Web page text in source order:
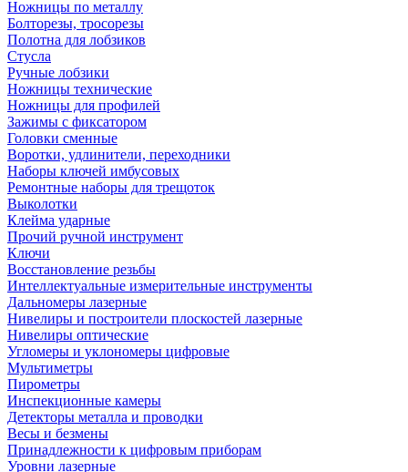
Ножницы по металлу
Болторезы, тросорезы
Полотна для лобзиков
Стусла
Ручные лобзики
Ножницы технические
Ножницы для профилей
Зажимы с фиксатором
Головки сменные
Воротки, удлинители, переходники
Наборы ключей имбусовых
Ремонтные наборы для трещоток
Выколотки
Клейма ударные
Прочий ручной инструмент
Ключи
Восстановление резьбы
Интеллектуальные измерительные инструменты
Дальномеры лазерные
Нивелиры и построители плоскостей лазерные
Нивелиры оптические
Угломеры и уклономеры цифровые
Мультиметры
Пирометры
Инспекционные камеры
Детекторы металла и проводки
Весы и безмены
Принадлежности к цифровым приборам
Уровни лазерные